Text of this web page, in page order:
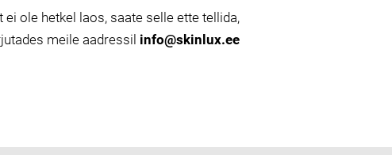
ei ole hetkel laos, saate selle ette tellida,
meile aadressil info@skinlux.ee